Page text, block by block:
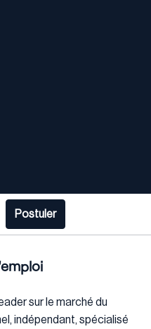
Postuler
sur le marché du
indépendant, spécialisé